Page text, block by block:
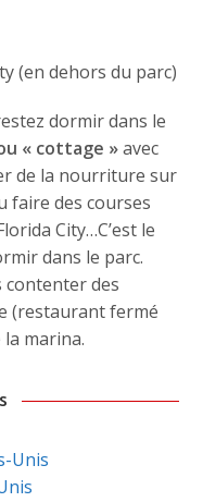
(en dehors du parc)
dormir dans le
« cottage »avec
de la nourriture sur
faire des courses
City…C’est le
dans le parc.
contenter des
(restaurant fermé
la marina.
Unis